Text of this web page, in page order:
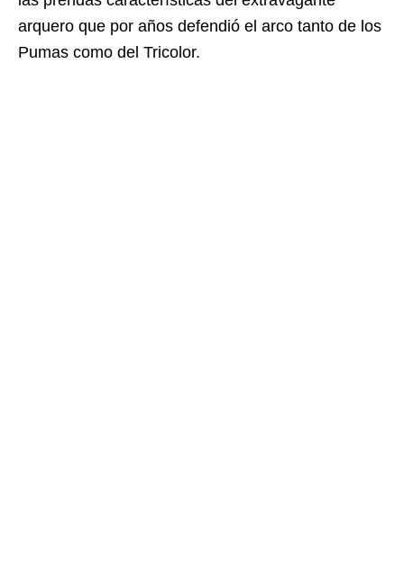
arquero que por años defendió el arco tanto de los
Pumas como del Tricolor.